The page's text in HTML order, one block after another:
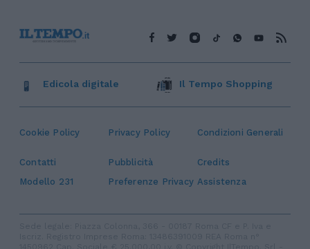
Cookie Policy Privacy Policy Condizioni Generali
Contatti Pubblicità
Credits
Modello 231
Preferenze Privacy Assistenza
Edicola digitale Il Tempo Shopping